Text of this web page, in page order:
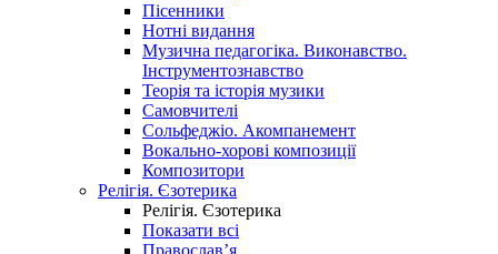
Пісенники
Нотні видання
Музична педагогіка. Виконавство.
Інструментознавство
Теорія та історія музики
Самовчителі
Сольфеджіо. Акомпанемент
Вокально-хорові композиції
Композитори
Релігія. Єзотерика
Релігія. Єзотерика
Показати всі
Православ’я